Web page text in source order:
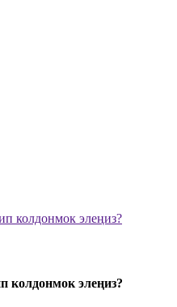
колдонмок элеңиз?